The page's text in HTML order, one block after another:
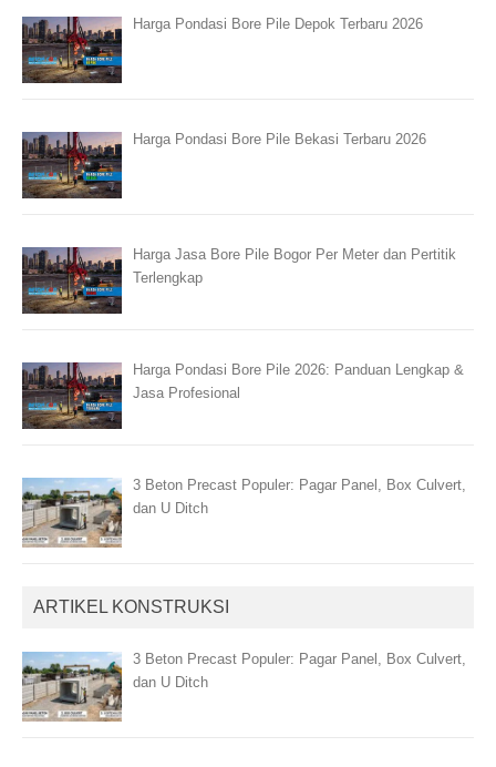
Harga Pondasi Bore Pile Depok Terbaru 2026
Harga Pondasi Bore Pile Bekasi Terbaru 2026
Harga Jasa Bore Pile Bogor Per Meter dan Pertitik
Terlengkap
Harga Pondasi Bore Pile 2026: Panduan Lengkap &
Jasa Profesional
3 Beton Precast Populer: Pagar Panel, Box Culvert,
dan U Ditch
ARTIKEL KONSTRUKSI
3 Beton Precast Populer: Pagar Panel, Box Culvert,
dan U Ditch